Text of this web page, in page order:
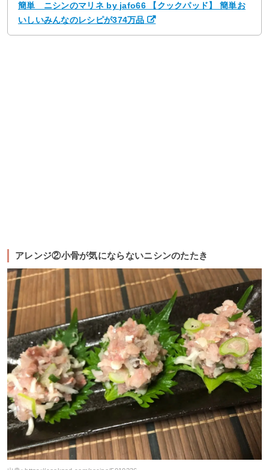
簡単 ニシンのマリネ by jafo66 【クックパッド】 簡単お
いしいみんなのレシピが374万品
アレンジ②小骨が気にならないニシンのたたき